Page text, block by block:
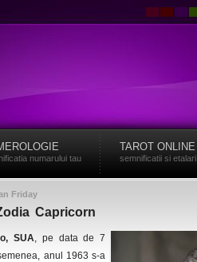
numarului tau
TAROT ONLINE
semnificatii si etalari
Friday
Capricorn
SUA, pe data de 7
anul 1963 s-a